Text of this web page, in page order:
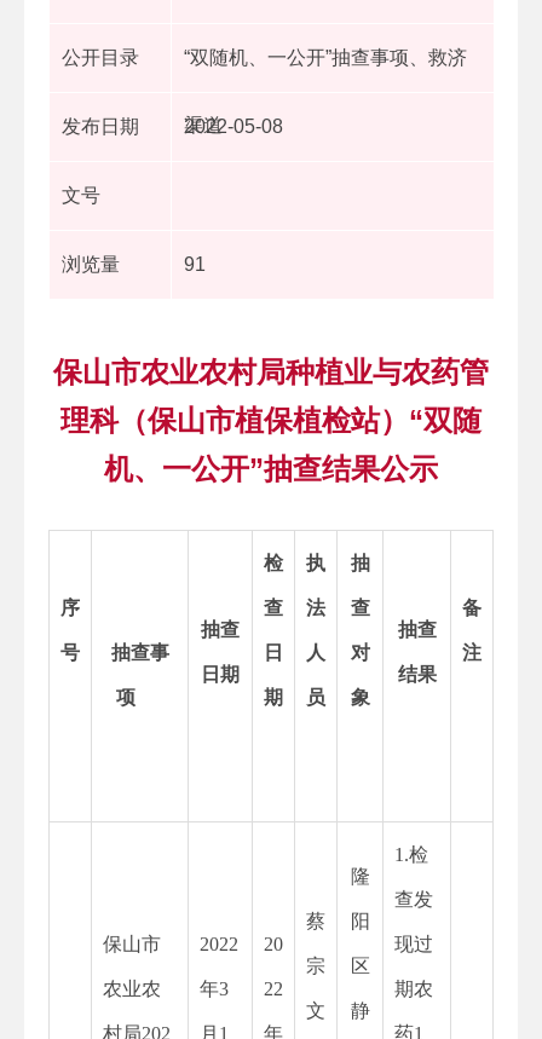
公开目录 “双随机、一公开”抽查事项、救济
渠道
发布日期 2022-05-08
文号
浏览量 91
保山市农业农村局种植业与农药管
理科（保山市植保植检站）“双随
机、一公开”抽查结果公示
序
号 抽查事
项
抽查
日期
检
查
日
期
执
法
人
员
抽
查
对
象
抽查
结果
备
注
保山市
农业农
村局202
2022
年3
月1
20
22
年
蔡
宗
文
隆
阳
区
静
1.检
查发
现过
期农
药1